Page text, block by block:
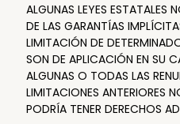
ALGUNAS LEYES ESTATALES
DE LAS GARANTÍAS
LIMITACIÓN DE
SON DE APLICACIÓN EN SU
ALGUNAS O TODAS LAS
LIMITACIONES ANTERIORES
PODRÍA TENER DERECHOS